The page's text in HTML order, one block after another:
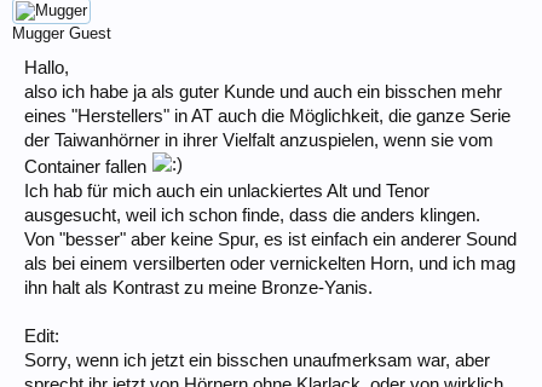
Mugger Guest
Hallo,
also ich habe ja als guter Kunde und auch ein bisschen mehr
eines "Herstellers" in AT auch die Möglichkeit, die ganze Serie
der Taiwanhörner in ihrer Vielfalt anzuspielen, wenn sie vom
Container fallen
Ich hab für mich auch ein unlackiertes Alt und Tenor
ausgesucht, weil ich schon finde, dass die anders klingen.
Von "besser" aber keine Spur, es ist einfach ein anderer Sound
als bei einem versilberten oder vernickelten Horn, und ich mag
ihn halt als Kontrast zu meine Bronze-Yanis.
Edit:
Sorry, wenn ich jetzt ein bisschen unaufmerksam war, aber